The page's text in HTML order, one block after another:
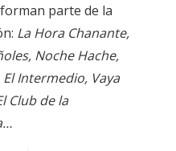
parte de la
La Hora Chanante,
Noche Hache,
Intermedio, Vaya
Club de la